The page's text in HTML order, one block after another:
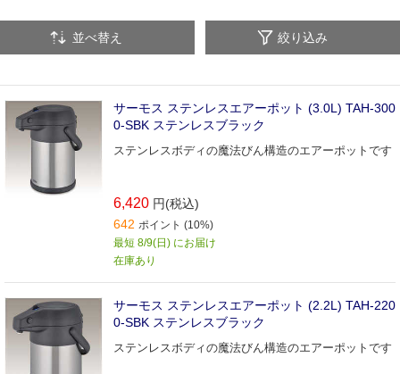
並べ替え 絞り込み
サーモス ステンレスエアーポット (3.0L) TAH-300
0-SBK ステンレスブラック
ステンレスボディの魔法びん構造のエアーポットです
6,420 円(税込)
642 ポイント (10%)
最短 8/9(日) にお届け
在庫あり
サーモス ステンレスエアーポット (2.2L) TAH-220
0-SBK ステンレスブラック
ステンレスボディの魔法びん構造のエアーポットです